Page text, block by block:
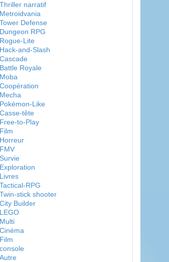
Thriller narratif
Metroidvania
Tower Defense
Dungeon RPG
Rogue-Lite
Hack-and-Slash
Cascade
Battle Royale
Moba
Coopération
Mecha
Pokémon-Like
Casse-tête
Free-to-Play
Film
Horreur
FMV
Survie
Exploration
Livres
Tactical-RPG
Twin-stick shooter
City Builder
LEGO
Multi
Cinéma
Film
console
Autre